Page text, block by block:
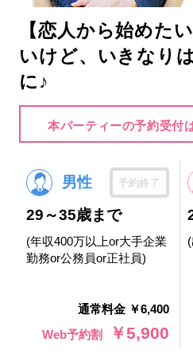
【恋人から始めた
いけど、いきなり
に♪
本パーティーの予約受付
男性 予約終了
29～35歳まで
(年収400万以上or大手企業
勤務or公務員or正社員)
通常料金 ￥6,400
Web予約割
￥5,900